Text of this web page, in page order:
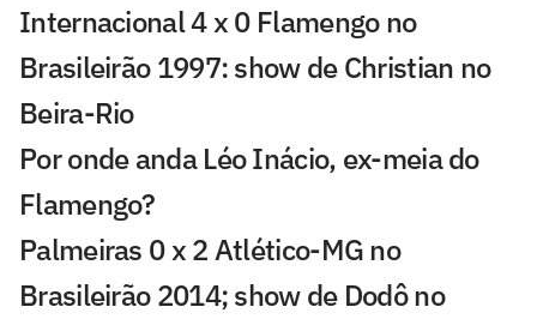
Internacional 4 x 0 Flamengo no
Brasileirão 1997: show de Christian no
Beira-Rio
Por onde anda Léo Inácio, ex-meia do
Flamengo?
Palmeiras 0 x 2 Atlético-MG no
Brasileirão 2014; show de Dodô no